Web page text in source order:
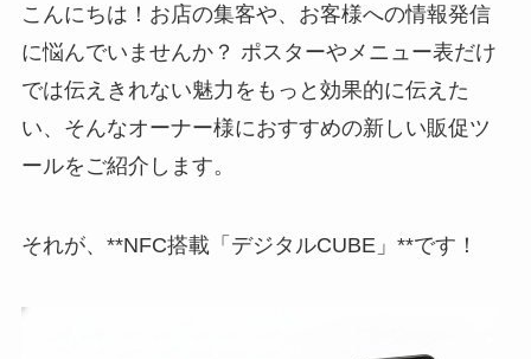
こんにちは！お店の集客や、お客様への情報発信
に悩んでいませんか？ ポスターやメニュー表だけ
では伝えきれない魅力をもっと効果的に伝えた
い、そんなオーナー様におすすめの新しい販促ツ
ールをご紹介します。
それが、**NFC搭載「デジタルCUBE」**です！